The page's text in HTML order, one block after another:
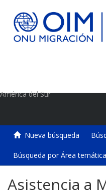
América del Sur
Nueva búsqueda
Búsqueda por Área temática
Asistencia a